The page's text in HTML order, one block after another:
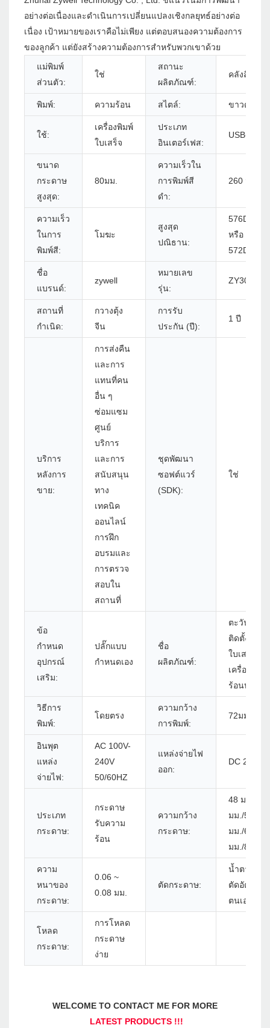
อย่างต่อเนื่องและดำเนินการเปลี่ยนแปลงเชิงกลยุทธ์อย่างต่อ
เนื่อง เป้าหมายของเราคือไม่เพียง แต่ตอบสนองความต้องการ
ของลูกค้า แต่ยังสร้างความต้องการสำหรับพวกเขาด้วย
แม่พิมพ์
ส่วนตัว:
ใช่
สถานะ
ผลิตภัณฑ์:
คลังสินค้า
พิมพ์: ความร้อน สไตล์: ขาวดำ
ใช้:
เครื่องพิมพ์
ใบเสร็จ
ประเภท
อินเตอร์เฟส:
USB+บลูทู
ขนาด
กระดาษ
สูงสุด:
80มม.
ความเร็วใน
การพิมพ์สี
ดำ:
260 มม./s
ความเร็ว
ในการ
พิมพ์สี:
โมฆะ
สูงสุด
ปณิธาน:
หรือ
ชื่อ
แบรนด์:
zywell
หมายเลข
รุ่น:
ZY307 -
สถานที่
กำเนิด:
กวางตุ้ง
จีน
การรับ
ประกัน (ปี):
1 ปี
บริการ
หลังการ
ขาย:
การส่งคืน
และการ
แทนที่คน
อื่น ๆ
ซ่อมแซม
ศูนย์
บริการ
และการ
สนับสนุน
ทาง
เทคนิค
ออนไลน์
การฝึก
อบรมและ
การตรวจ
สอบใน
สถานที่
ชุดพัฒนา
ซอฟต์แวร์
(SDK):
ใช่
ข้อ
กำหนด
อุปกรณ์
เสริม:
ปลั๊กแบบ
กำหนดเอง
ชื่อ
ผลิตภัณฑ์:
ตะวันออกเ
ติดตั้งเครื่อ
ใบเสร็จรับ
เครื่องพิมพ์
ร้อนบลูทู ธ
วิธีการ
พิมพ์:
โดยตรง
ความกว้าง
การพิมพ์:
72มม.
อินพุต
แหล่ง
จ่ายไฟ:
AC 100V-
240V
50/60HZ
แหล่งจ่ายไฟ
ออก:
DC 24V/
ประเภท
กระดาษ:
กระดาษ
รับความ
ร้อน
ความกว้าง
กระดาษ:
48 มม./52
มม./56 มม
มม./68 มม
มม./80 มม.
ความ
หนาของ
กระดาษ:
0.06 ~
0.08 มม.
ตัดกระดาษ:
น้ำตาหรือเ
ตัดอัตโนมั
ตนเอง
โหลด
กระดาษ:
การโหลด
กระดาษ
ง่าย